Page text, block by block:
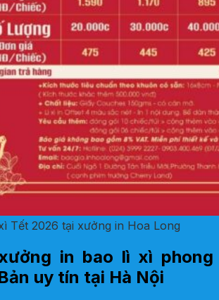
Tết 2026 tại xưởng in Hoa Long
in bao lì xì phong
uy tín tại Hà Nội